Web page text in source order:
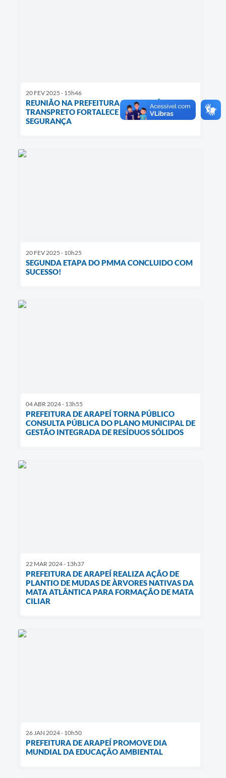
20 FEV 2025 - 15h46
REUNIÃO NA PREFEITURA DE ARAPEÍ COM A
TRANSPRETO FORTALECE DIÁLOGO E
SEGURANÇA
20 FEV 2025 - 10h25
SEGUNDA ETAPA DO PMMA CONCLUIDO COM
SUCESSO!
04 ABR 2024 - 13h55
PREFEITURA DE ARAPEÍ TORNA PÚBLICO
CONSULTA PÚBLICA DO PLANO MUNICIPAL DE
GESTÃO INTEGRADA DE RESÍDUOS SÓLIDOS
22 MAR 2024 - 13h37
PREFEITURA DE ARAPEÍ REALIZA AÇÃO DE
PLANTIO DE MUDAS DE ÀRVORES NATIVAS DA
MATA ATLÂNTICA PARA FORMAÇÃO DE MATA
CILIAR
26 JAN 2024 - 10h50
PREFEITURA DE ARAPEÍ PROMOVE DIA
MUNDIAL DA EDUCAÇÃO AMBIENTAL